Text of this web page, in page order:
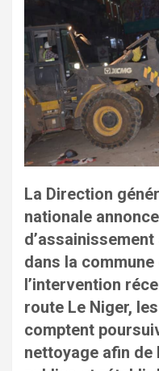
La Direction
nationale
dans la
l’intervention
route Le Niger,
comptent
nettoyage afin de